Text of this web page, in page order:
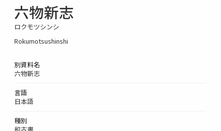
六物新志
ロクモツシンシ
Rokumotsushinshi
別資料名
六物新志
言語
日本語
種別
和古書